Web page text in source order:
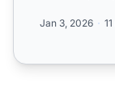
Jan 3, 2026